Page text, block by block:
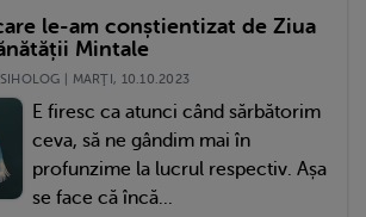
le-am conștientizat de Ziua
Mintale
| MARŢI, 10.10.2023
E firesc ca atunci când sărbătorim
ceva, să ne gândim mai în
profunzime la lucrul respectiv. Așa
se face că încă...